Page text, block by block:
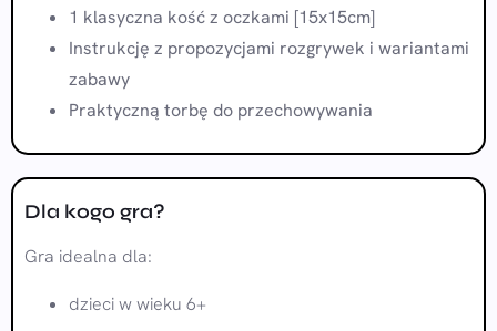
1 klasyczna kość z oczkami [15x15cm]
Instrukcję z propozycjami rozgrywek i wariantami
zabawy
Praktyczną torbę do przechowywania
Dla kogo gra?
Gra idealna dla:
dzieci w wieku 6+